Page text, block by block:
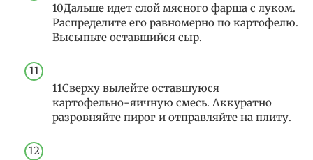
10Дальше идет слой мясного фарша с луком.
Распределите его равномерно по картофелю.
Высыпьте оставшийся сыр.
11Сверху вылейте оставшуюся
картофельно-яичную смесь. Аккуратно
разровняйте пирог и отправляйте на плиту.